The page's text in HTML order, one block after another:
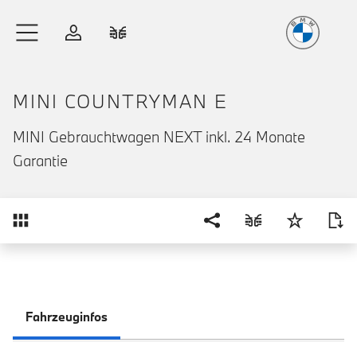
Anmelden
MINI COUNTRYMAN E
MINI Gebrauchtwagen NEXT inkl. 24 Monate
Garantie
Fahrzeuginfos